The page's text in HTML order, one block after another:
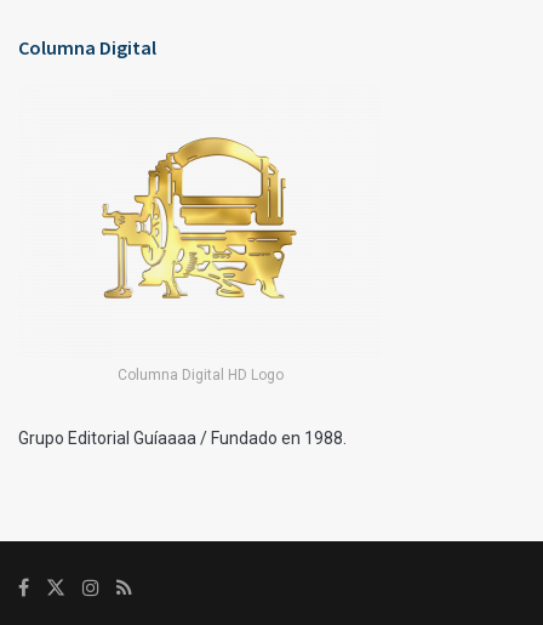
Columna Digital
Columna Digital HD Logo
Grupo Editorial Guíaaaa / Fundado en 1988.